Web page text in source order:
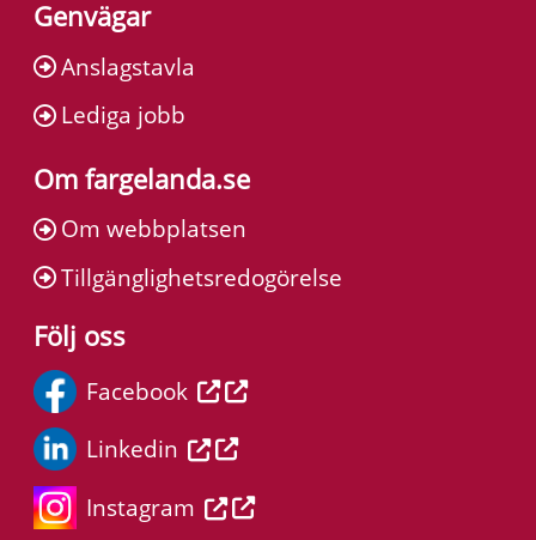
Genvägar
Anslagstavla
Lediga jobb
Om fargelanda.se
Om webbplatsen
Tillgänglighetsredogörelse
Följ oss
Facebook
Linkedin
Instagram